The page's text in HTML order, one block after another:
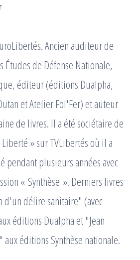
Ancien auditeur de
Études de Défense Nationale,
éditeur (éditions Dualpha,
et Atelier Fol'Fer) et auteur
de livres. Il a été sociétaire de
» sur TVLibertés où il a
pendant plusieurs années avec
« Synthèse ». Derniers livres
d'un délire sanitaire" (avec
éditions Dualpha et "Jean
éditions Synthèse nationale.